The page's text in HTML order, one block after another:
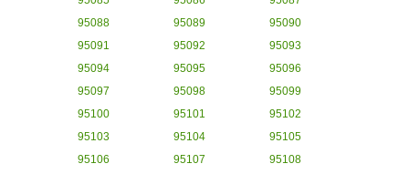
95088
95089
95090
95091
95092
95093
95094
95095
95096
95097
95098
95099
95100
95101
95102
95103
95104
95105
95106
95107
95108